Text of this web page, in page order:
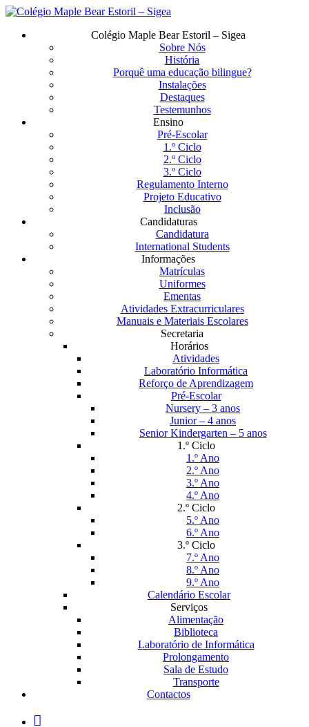
Saltar
Menu
Colégio Maple Bear Estoril – Sigea
Sobre Nós
História
Porquê uma educação bilingue?
Instalações
Destaques
Testemunhos
Ensino
Pré-Escolar
1.º Ciclo
2.º Ciclo
3.º Ciclo
Regulamento Interno
Projeto Educativo
Inclusão
Candidaturas
Candidatura
International Students
Informações
Matrículas
Uniformes
Ementas
Atividades Extracurriculares
Manuais e Materiais Escolares
Secretaria
Horários
Atividades
Laboratório Informática
Reforço de Aprendizagem
Pré-Escolar
Nursery – 3 anos
Junior – 4 anos
Senior Kindergarten – 5 anos
1.º Ciclo
1.º Ano
2.º Ano
3.º Ano
4.º Ano
2.º Ciclo
5.º Ano
6.º Ano
3.º Ciclo
7.º Ano
8.º Ano
9.º Ano
Calendário Escolar
Serviços
Alimentação
Biblioteca
Laboratório de Informática
Prolongamento
Sala de Estudo
Transporte
Contactos
facebook
instagram
medium